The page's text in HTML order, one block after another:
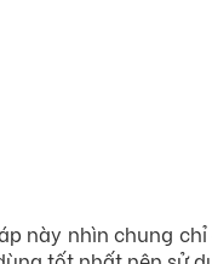
này nhìn chung